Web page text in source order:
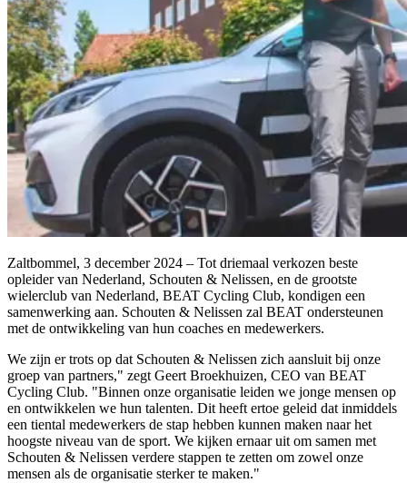
Zaltbommel, 3 december 2024 – Tot driemaal verkozen beste
opleider van Nederland, Schouten & Nelissen, en de grootste
wielerclub van Nederland, BEAT Cycling Club, kondigen een
samenwerking aan. Schouten & Nelissen zal BEAT ondersteunen
met de ontwikkeling van hun coaches en medewerkers.
We zijn er trots op dat Schouten & Nelissen zich aansluit bij onze
groep van partners," zegt Geert Broekhuizen, CEO van BEAT
Cycling Club. "Binnen onze organisatie leiden we jonge mensen op
en ontwikkelen we hun talenten. Dit heeft ertoe geleid dat inmiddels
een tiental medewerkers de stap hebben kunnen maken naar het
hoogste niveau van de sport. We kijken ernaar uit om samen met
Schouten & Nelissen verdere stappen te zetten om zowel onze
mensen als de organisatie sterker te maken."